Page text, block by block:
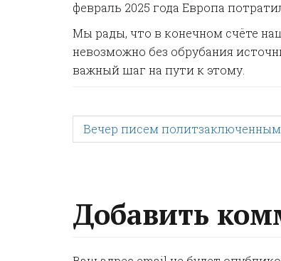
февраль 2025 года Европа
Мы рады, что в конечном счёте
невозможно без обрубания
важный шаг на пути к этому.
P
s
Вечер писем политзаключенным
Добавить